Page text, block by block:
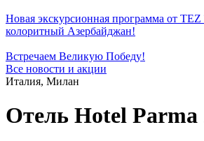
Новая экскурсионная программа от
колоритный Азербайджан!
Встречаем Великую Победу!
Все новости и акции
Италия, Милан
Отель Hotel Parma